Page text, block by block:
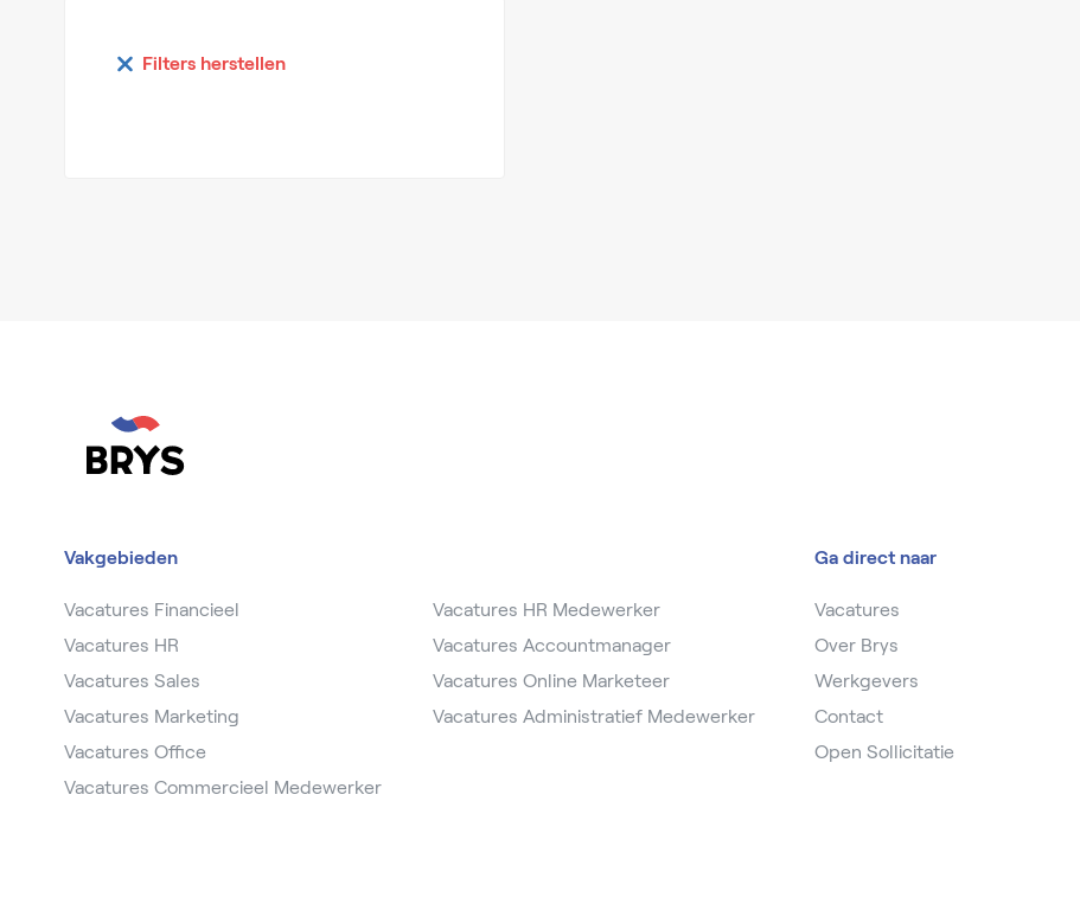
Filters herstellen
Vakgebieden
Vacatures Financieel
Vacatures HR
Vacatures Sales
Vacatures Marketing
Vacatures Office
Vacatures Commercieel Medewerker
Vacatures HR Medewerker
Vacatures Accountmanager
Vacatures Online Marketeer
Vacatures Administratief Medewerker
Ga direct naar
Vacatures
Over Brys
Werkgevers
Contact
Open Sollicitatie